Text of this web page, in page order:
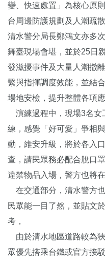
變、快速處置」為核心原
台周邊防護規劃及人潮疏
清水警分局長鄭鴻文亦多
舞臺現場會堪，並於25日
發滋擾事件及大量人潮撤
繫與指揮調度效能，並結
場地安檢，提升整體各項應
演練過程中，現場3名女
練，感覺「好可愛」爭相
動，維安升級，將於各入
查，請民眾務必配合脫口
違禁物品入場，警方也將
在交通部分，清水警方
民眾能一目了然，並貼文
考，
由於清水地區道路較為
眾優先搭乘台鐵或官方接